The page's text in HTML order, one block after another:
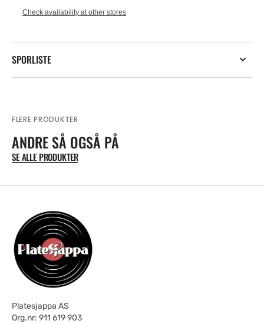
Check availability at other stores
SPORLISTE
FLERE PRODUKTER
ANDRE SÅ OGSÅ PÅ
SE ALLE PRODUKTER
Platesjappa AS
Org.nr: 911 619 903